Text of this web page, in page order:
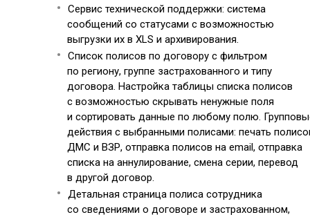
Сервис технической поддержки: система
сообщений со статусами с возможностью
выгрузки их в XLS и архивирования.
Список полисов по договору с фильтром
по региону, группе застрахованного и типу
договора. Настройка таблицы списка полисов
с возможностью скрывать ненужные поля
и сортировать данные по любому полю.
действия с выбранными полисами: печать
ДМС и ВЗР, отправка полисов на email, отправка
списка на аннулирование, смена серии, перевод
в другой договор.
Детальная страница полиса сотрудника
со сведениями о договоре и застрахованном,